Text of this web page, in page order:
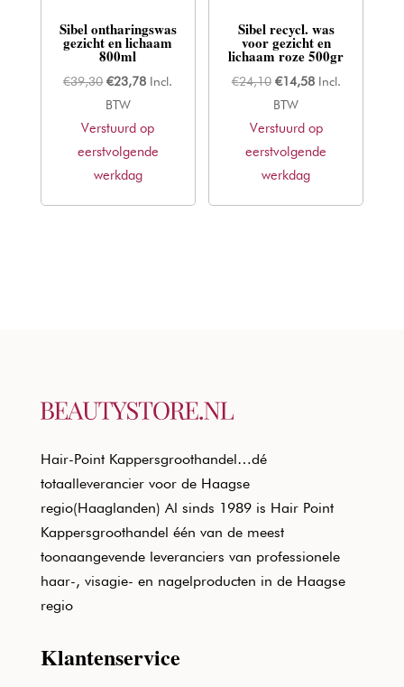
Sibel ontharingswas
gezicht en lichaam
800ml
€39,30 Oorspronkelijke
prijs
was:
€39,30.
€23,78Huidige
is:
€23,78.
Incl.
BTW
Verstuurd op
eerstvolgende
werkdag
Sibel recycl. was
voor gezicht en
lichaam roze 500gr
€24,10 Oorspronkelijke
prijs
was:
€24,10.
€14,58Huidige
is:
€14,58.
Incl.
BTW
Verstuurd op
eerstvolgende
werkdag
Hair-Point Kappersgroothandel…dé
totaalleverancier voor de Haagse
regio(Haaglanden) Al sinds 1989 is Hair Point
Kappersgroothandel één van de meest
toonaangevende leveranciers van professionele
haar-, visagie- en nagelproducten in de Haagse
regio
Klantenservice